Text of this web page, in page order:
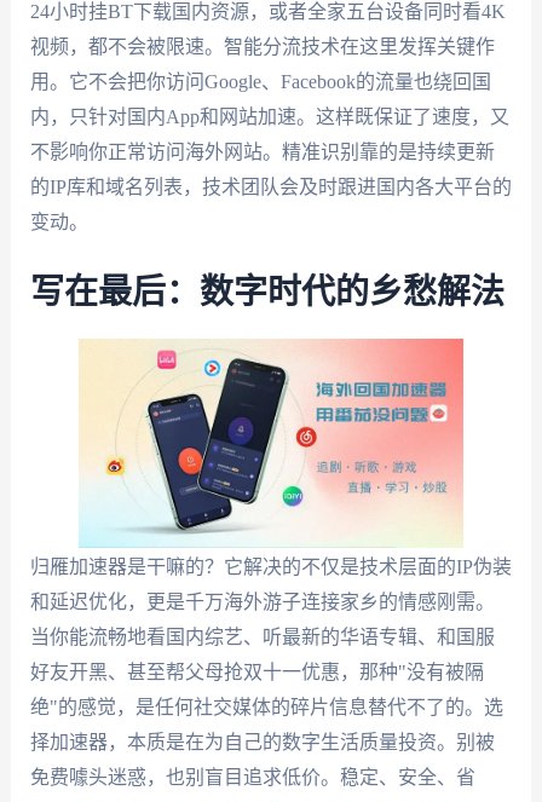
24小时挂BT下载国内资源，或者全家五台设备同时看4K
视频，都不会被限速。智能分流技术在这里发挥关键作
用。它不会把你访问Google、Facebook的流量也绕回国
内，只针对国内App和网站加速。这样既保证了速度，又
不影响你正常访问海外网站。精准识别靠的是持续更新
的IP库和域名列表，技术团队会及时跟进国内各大平台的
变动。
写在最后：数字时代的乡愁解法
归雁加速器是干嘛的？它解决的不仅是技术层面的IP伪装
和延迟优化，更是千万海外游子连接家乡的情感刚需。
当你能流畅地看国内综艺、听最新的华语专辑、和国服
好友开黑、甚至帮父母抢双十一优惠，那种"没有被隔
绝"的感觉，是任何社交媒体的碎片信息替代不了的。选
择加速器，本质是在为自己的数字生活质量投资。别被
免费噱头迷惑，也别盲目追求低价。稳定、安全、省